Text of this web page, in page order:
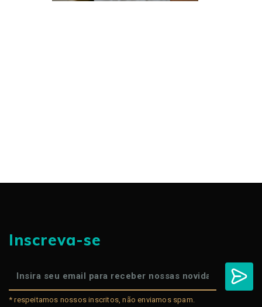
Inscreva-se
* respeitamos nossos inscritos, não enviamos spam.